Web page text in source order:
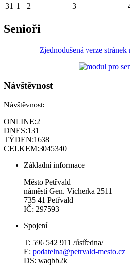
31 1 2 3
Senioři
Zjednodušená verze stránek
Návštěvnost
Návštěvnost:
ONLINE:2
DNES:131
TÝDEN:1638
CELKEM:3045340
Základní informace
Město Petřvald
náměstí Gen. Vicherka 2511
735 41 Petřvald
IČ: 297593
Spojení
T: 596 542 911 /ústředna/
E: podatelna@petrvald-mesto.cz
DS: waqbb2k